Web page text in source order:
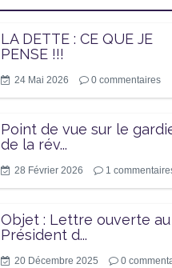
LA DETTE : CE QUE JE
PENSE !!!
24 Mai 2026 0 commentaires
Point de vue sur le
de la rév...
28 Février 2026 1
Objet : Lettre ouverte au
Président d...
20 Décembre 2025 0